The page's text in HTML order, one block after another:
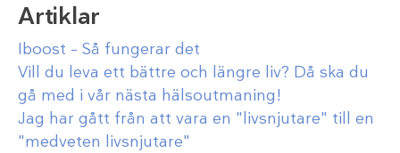
Artiklar
Iboost – Så fungerar det
Vill du leva ett bättre och längre liv? Då ska du
gå med i vår nästa hälsoutmaning!
Jag har gått från att vara en "livsnjutare" till en
"medveten livsnjutare"